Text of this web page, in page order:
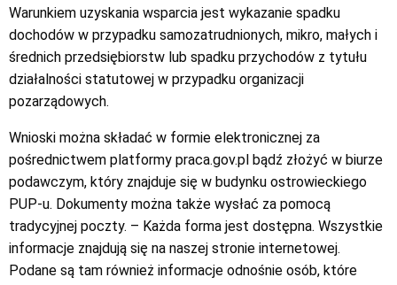
Warunkiem uzyskania wsparcia jest wykazanie spadku
dochodów w przypadku samozatrudnionych, mikro, małych i
średnich przedsiębiorstw lub spadku przychodów z tytułu
działalności statutowej w przypadku organizacji
pozarządowych.
Wnioski można składać w formie elektronicznej za
pośrednictwem platformy praca.gov.pl bądź złożyć w biurze
podawczym, który znajduje się w budynku ostrowieckiego
PUP-u. Dokumenty można także wysłać za pomocą
tradycyjnej poczty. – Każda forma jest dostępna. Wszystkie
informacje znajdują się na naszej stronie internetowej.
Podane są tam również informacje odnośnie osób, które